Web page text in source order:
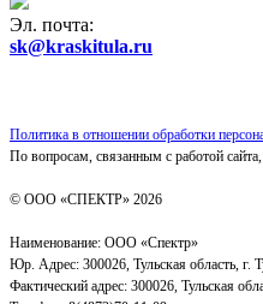
Эл. почта:
sk@kraskitula.ru
Политика в отношении обработки
По вопросам, связанным с работой сайта,
© ООО «СПЕКТР» 2026
Наименование: ООО «Спектр»
Юр. Адрес: 300026, Тульская область, г.
Фактический адрес: 300026, Тульская